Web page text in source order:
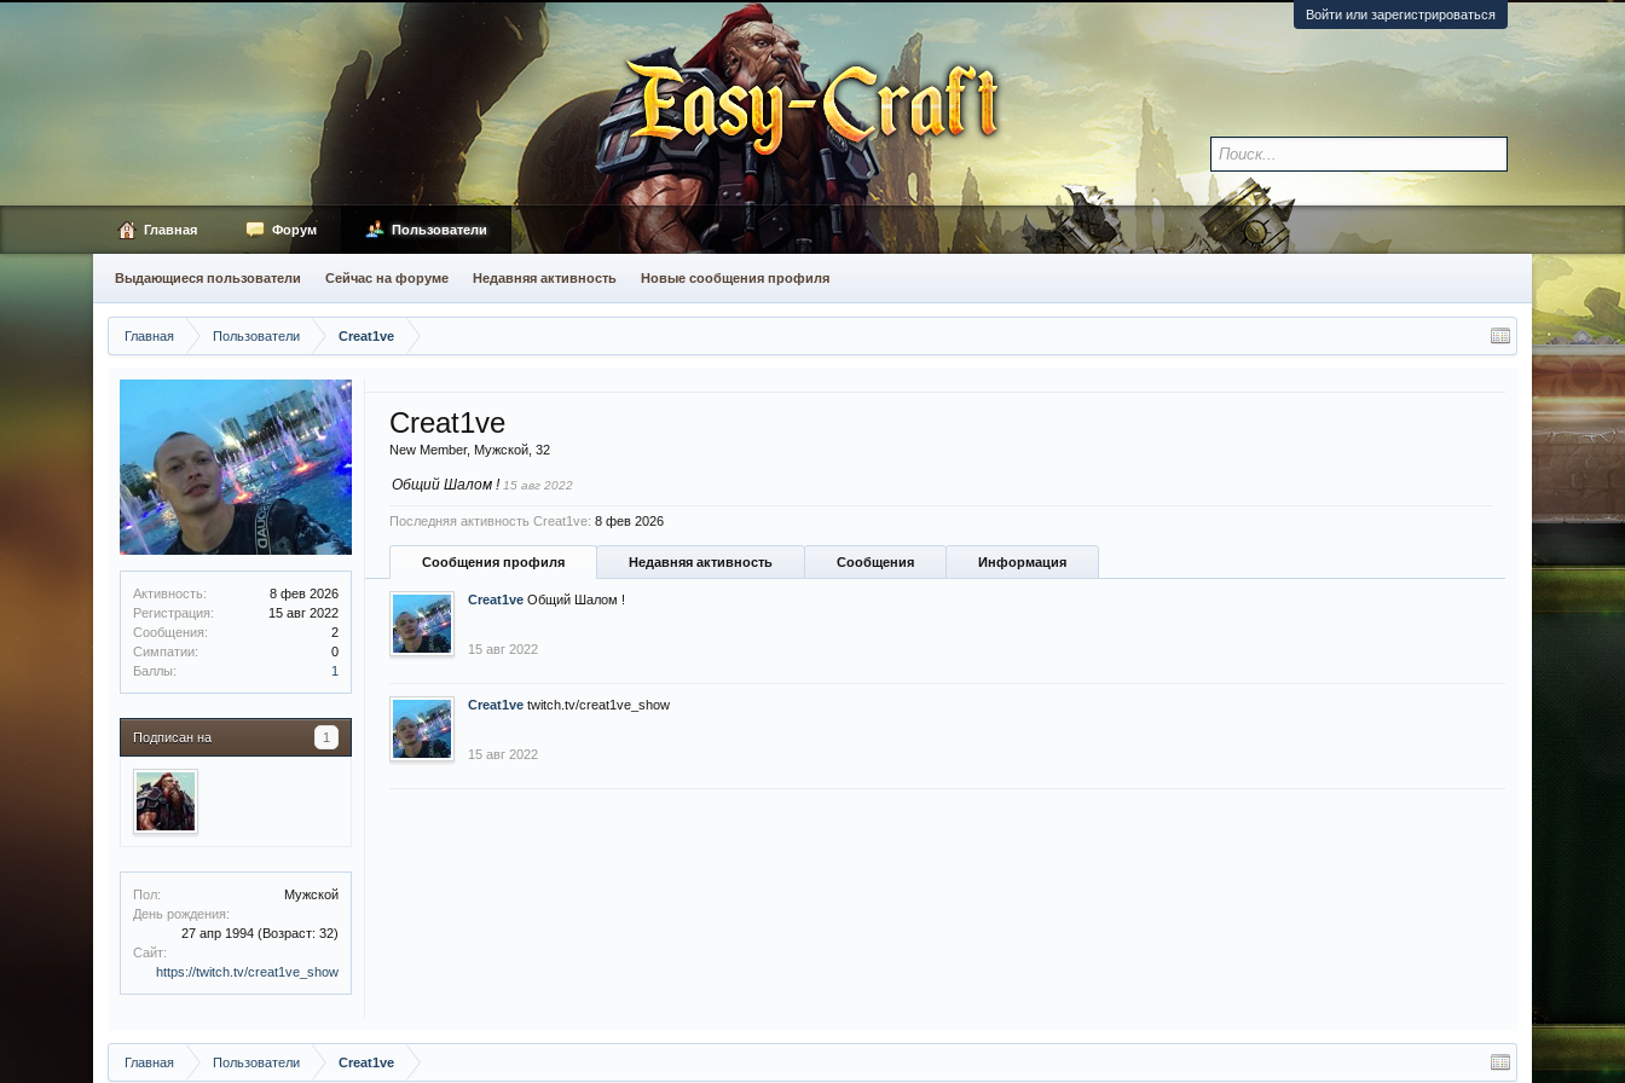
Войти или зарегистрироваться
Главная Пользователи Creat1ve
Активность:
8 фев 2026
Регистрация:
15 авг 2022
Сообщения:
2
Симпатии:
0
Баллы:
1
Подписан на 1
Пол:
Мужской
День рождения:
27 апр 1994 (Возраст: 32)
Сайт:
https://twitch.tv/creat1ve_show
Creat1ve
New Member, Мужской, 32
Общий Шалом ! 15 авг 2022
Последняя активность Creat1ve: 8 фев 2026
Сообщения профиля Недавняя активность Сообщения Информация
Creat1ve Общий Шалом !
15 авг 2022
Creat1ve twitch.tv/creat1ve_show
15 авг 2022
Главная Пользователи Creat1ve
Главная Форум Пользователи
Выдающиеся пользователи Сейчас на форуме Недавняя активность Новые сообщения профиля